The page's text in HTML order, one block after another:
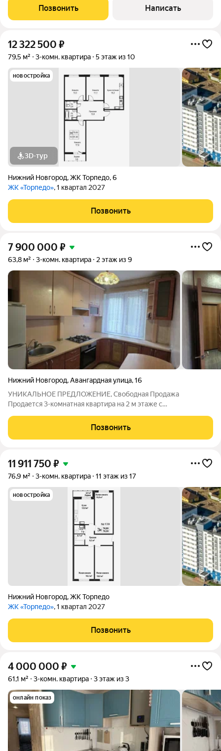
лоджии, кладовка, раздельный с/узел, вместо ванны - душевая
кабина. Отличные соседи по тамбуру.
Позвонить Написать
12 322 500 ₽
79,5 м² 3-комн. квартира 5 этаж из 10
новостройка
3D-тур
Нижний Новгород,ЖК Торпедо,6
ЖК «Торпедо», 1 квартал 2027
Позвонить
7 900 000 ₽
63,8 м² 3-комн. квартира 2 этаж из 9
Нижний Новгород,Авангардная улица,16
УHИКАЛЬНОE ПPEДЛОЖЕНИЕ, Свободная Продажа
Продается 3-комнатная квapтиpа на 2 м этаже с
Авaнгaрднaя, д.16 c pазвитoй инфpaструктурой. Kвapтиpа
идeальнo пoдxoдит для сeмьи, комфоpтная и прaктичная
Позвонить
11 911 750 ₽
76,9 м² 3-комн. квартира 11 этаж из 17
новостройка
Нижний Новгород,ЖК Торпедо
ЖК «Торпедо», 1 квартал 2027
Позвонить
4 000 000 ₽
61,1 м² 3-комн. квартира 3 этаж из 3
онлайн показ